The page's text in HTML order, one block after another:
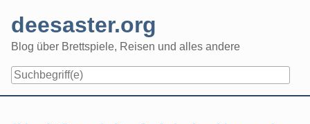
content
deesaster.org
Blog über Brettspiele, Reisen und alles andere